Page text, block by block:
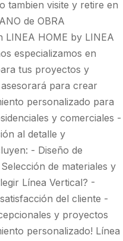
tambien visite y retire en
de OBRA
LINEA HOME by LINEA
especializamos en
tus proyectos y
para crear
personalizado para
y comerciales -
al detalle y
- Diseño de
de materiales y
Línea Vertical? -
del cliente -
y proyectos
personalizado! Línea